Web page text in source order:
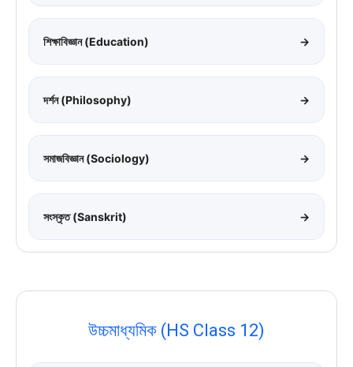
শিক্ষাবিজ্ঞান (Education) →
দর্শন (Philosophy) →
সমাজবিজ্ঞান (Sociology) →
সংস্কৃত (Sanskrit) →
উচ্চমাধ্যমিক (HS Class 12)